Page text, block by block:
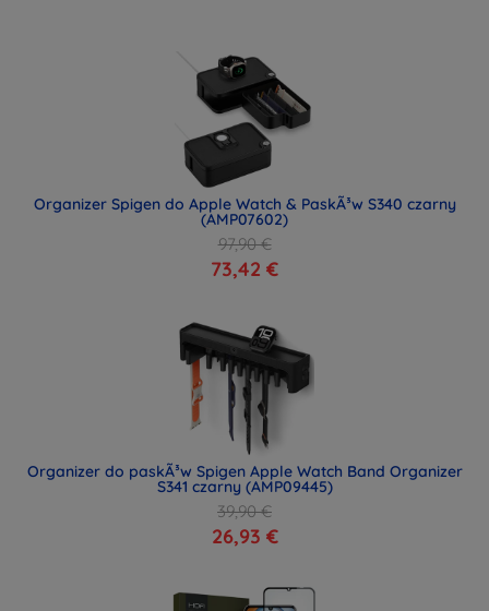
Organizer Spigen do Apple Watch & PaskÃ³w S340 czarny
(AMP07602)
97,90 €
73,42 €
Organizer do paskÃ³w Spigen Apple Watch Band Organizer
S341 czarny (AMP09445)
39,90 €
26,93 €